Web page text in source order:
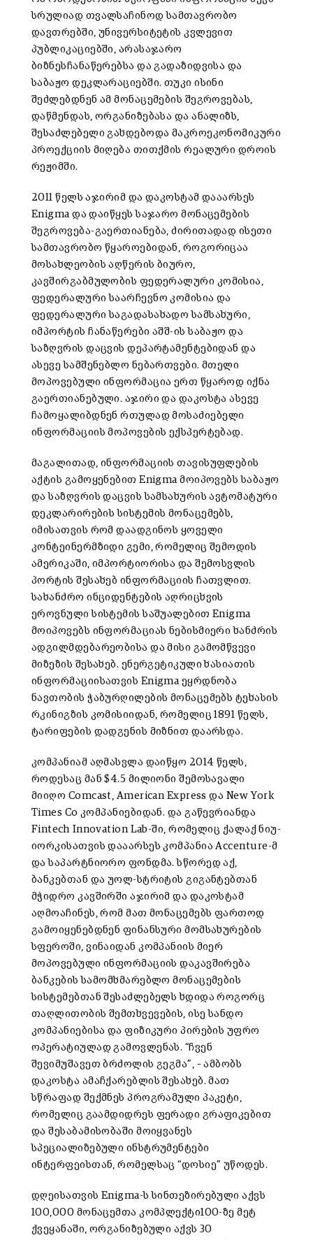
სრულიად თვალსაჩინოდ სამთავრობო
დავთრებში, უნივერსიტეტის კვლევით
პუბლიკაციებში, არასაჯარო
ბიზნესჩანაწერებსა და გადაზიდვისა და
საბაჟო დეკლარაციებში. თუკი ისინი
შეძლებდნენ ამ მონაცემების შეგროვებას,
დაწმენდას, ორგანიზებასა და ანალიზს,
შესაძლებელი გახდებოდა მაკროეკონომიკური
პროექციის მიღება თითქმის რეალური დროის
რეჟიმში.
2011 წელს აჯირიმ და დაკოსტამ დააარსეს
Enigma და დაიწყეს საჯარო მონაცემების
შეგროვება-გაერთიანება, ძირითადად ისეთი
სამთავრობო წყაროებიდან, როგორიცაა
მოსახლეობის აღწერის ბიურო,
კავშირგაბმულობის ფედერალური კომისია,
ფედერალური საარჩევნო კომისია და
ფედერალური საგადასახადო სამსახური,
იმპორტის ჩანაწერები აშშ-ის საბაჟო და
საზღვრის დაცვის დეპარტამენტებიდან და
ასევე სამშენებლო ნებართვები. მთელი
მოპოვებული ინფორმაცია ერთ წყაროდ იქნა
გაერთიანებული. აჯირი და დაკოსტა ასევე
ჩამოყალიბდნენ რთულად მოსაძიებელი
ინფორმაციის მოპოვების ექსპერტებად.
მაგალითად, ინფორმაციის თავისუფლების
აქტის გამოყენებით Enigma მოიპოვებს საბაჟო
და საზღვრის დაცვის სამსახურის ავტომატური
დეკლარირების სისტემის მონაცემებს,
იმისათვის რომ დაადგინოს ყოველი
კონტეინერმზიდი გემი, რომელიც შემოდის
ამერიკაში, იმპორტიორისა და შემოსვლის
პორტის შესახებ ინფორმაციის ჩათვლით.
სახანძრო ინციდენტების აღრიცხვის
ეროვნული სისტემის საშუალებით Enigma
მოიპოვებს ინფორმაციას ნებისმიერი ხანძრის
ადგილმდებარეობისა და მისი გამომწვევი
მიზეზის შესახებ. ენერგეტიკული ხასიათის
ინფორმაციისათვის Enigma ეყრდნობა
ნავთობის ჭაბურღილების მონაცემებს ტეხასის
რკინიგზის კომისიიდან, რომელიც 1891 წელს,
ტარიფების დადგენის მიზნით დაარსდა.
კომპანიამ აღმასვლა დაიწყო 2014 წელს,
როდესაც მან $4.5 მილიონი შემოსავალი
მიიღო Comcast, American Express და New York
Times Co კომპანიებიდან. და გაწევრიანდა
Fintech Innovation Lab-ში, რომელიც ქალაქ ნიუ-
იორკისათვის დააარსეს კომპანია Accenture-მ
და საპარტნიორო ფონდმა. სწორედ აქ,
ბანკებთან და უოლ-სტრიტის გიგანტებთან
მჭიდრო კავშირში აჯირიმ და დაკოსტამ
აღმოაჩინეს, რომ მათ მონაცემებს ფართოდ
გამოიყენებდნენ ფინანსური მომსახურების
სფეროში, ვინაიდან კომპანიის მიერ
მოპოვებული ინფორმაციის დაკავშირება
ბანკების სამომხმარებლო მონაცემების
სისტემებთან შესაძლებელს ხდიდა როგორც
თაღლითობის შემთხვევების, ისე სანდო
კომპანიებისა და ფიზიკური პირების უფრო
ოპერატიულად გამოვლენას. “ჩვენ
შევიმუშავეთ ბრძოლის გეგმა”, – ამბობს
დაკოსტა ამაჩქარებლის შესახებ. მათ
სწრაფად შექმნეს პროგრამული პაკეტი,
რომელიც გაამდიდრეს ფერადი გრაფიკებით
და შესაბამისობაში მოიყვანეს
სპეციალიზებული ინსტრუმენტები
ინტერფეისთან, რომელსაც “დოსიე” უწოდეს.
დღეისათვის Enigma-ს სინთეზირებული აქვს
100,000 მონაცემთა კომპლექტი100-ზე მეტ
ქვეყანაში, ორგანიზებული აქვს 30